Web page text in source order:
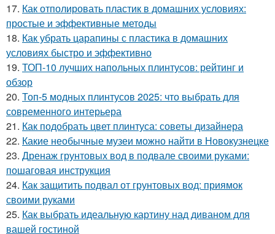
17. Как отполировать пластик в домашних условиях:
простые и эффективные методы
18. Как убрать царапины с пластика в домашних
условиях быстро и эффективно
19. ТОП-10 лучших напольных плинтусов: рейтинг и
обзор
20. Топ-5 модных плинтусов 2025: что выбрать для
современного интерьера
21. Как подобрать цвет плинтуса: советы дизайнера
22. Какие необычные музеи можно найти в Новокузнецке
23. Дренаж грунтовых вод в подвале своими руками:
пошаговая инструкция
24. Как защитить подвал от грунтовых вод: приямок
своими руками
25. Как выбрать идеальную картину над диваном для
вашей гостиной